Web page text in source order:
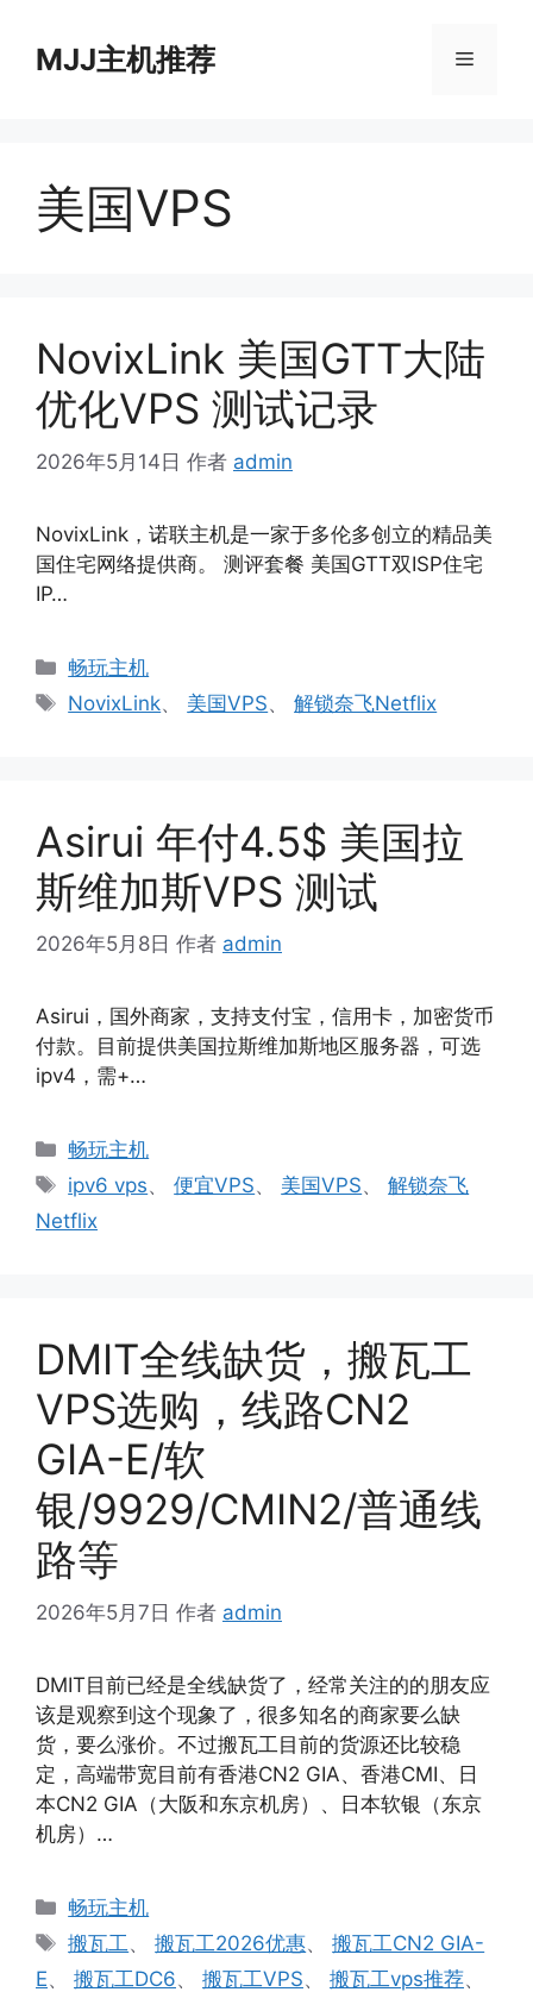
MJJ主机推荐 菜
美国VPS
NovixLink 美国GTT大陆
优化VPS 测试记录
2026年5月14日 作者 admin
NovixLink，诺联主机是一家于多伦多创立的精品美
国住宅网络提供商。 测评套餐 美国GTT双ISP住宅
IP…
分
类
畅玩主机
标
NovixLink、 美国VPS、解锁奈飞Netflix
Asirui 年付4.5$ 美国拉
斯维加斯VPS 测试
2026年5月8日 作者 admin
Asirui，国外商家，支持支付宝，信用卡，加密货币
付款。目前提供美国拉斯维加斯地区服务器，可选
ipv4，需+…
分
类
畅玩主机
标
签
ipv6 vps、便宜VPS、 美国VPS、解锁奈飞
Netflix
DMIT全线缺货，搬瓦工
VPS选购，线路CN2
GIA-E/软
银/9929/CMIN2/普通线
路等
2026年5月7日 作者 admin
DMIT目前已经是全线缺货了，经常关注的的朋友应
该是观察到这个现象了，很多知名的商家要么缺
货，要么涨价。不过搬瓦工目前的货源还比较稳
定，高端带宽目前有香港CN2 GIA、香港CMI、日
本CN2 GIA（大阪和东京机房）、日本软银（东京
机房）…
分
类
畅玩主机
标
签
搬瓦工 、搬瓦工2026优惠、搬瓦工CN2 GIA-
E、 搬瓦工DC6、 搬瓦工VPS、 搬瓦工vps推荐、